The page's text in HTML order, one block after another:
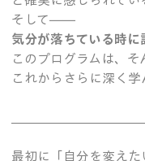
そして――
気分が落ちている時に
このプログラムは、そ
これからさらに深く
最初に「自分を変えた